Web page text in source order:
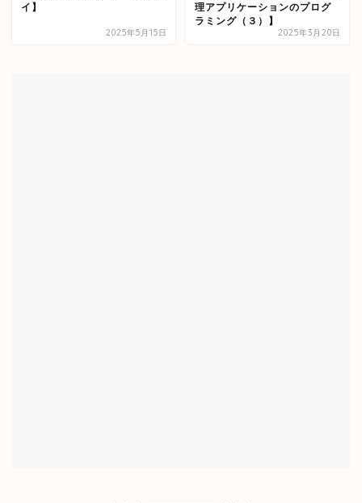
イ】
2025年5月15日
理アプリケーションのプログ
ラミング（３）】
2025年3月20日